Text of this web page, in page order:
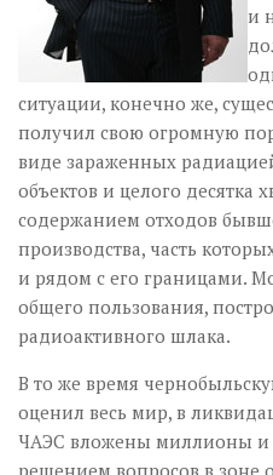
и
ситуации, конечно же,
получил свою огромную
виде зараженных
объектов и целого десятка
содержанием отходов
производства, часть
и рядом с его границами.
общего пользования,
радиоактивного шлака.
В то же время
оценил весь мир, в
ЧАЭС вложены миллионы и
решением вопросов в зоне